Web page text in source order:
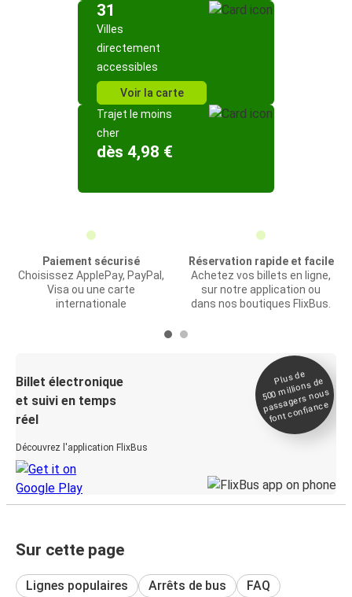
31
Villes
directement
accessibles
Voir la carte
Trajet le moins
cher
dès 4,98 €
Paiement sécurisé
Choisissez ApplePay, PayPal,
Visa ou une carte
internationale
Réservation rapide et facile
Achetez vos billets en ligne,
sur notre application ou
dans nos boutiques FlixBus.
Billet électronique
et suivi en temps
réel
Découvrez l'application FlixBus
Plus de
500
millions de
passagers nous
font confiance
Sur cette page
Lignes populaires Arrêts de bus FAQ